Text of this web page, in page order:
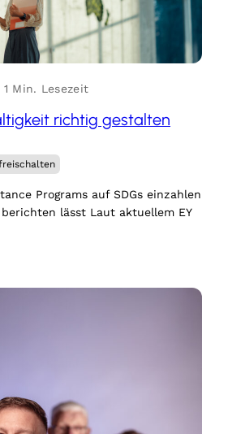
1 Min. Lesezeit
richtig gestalten
Programs auf SDGs einzahlen
lässt Laut aktuellem EY